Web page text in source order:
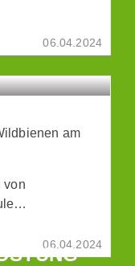
06.04.2024
am
von
06.04.2024